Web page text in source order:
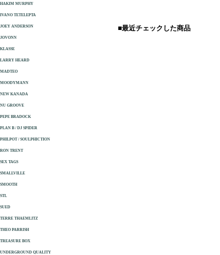
■最近チェックした商品
HAKIM MURPHY
IVANO TETELEPTA
JOEY ANDERSON
JOVONN
KLASSE
LARRY HEARD
MADTEO
MOODYMANN
NEW KANADA
NU GROOVE
PEPE BRADOCK
PLAN B / DJ SPIDER
PHILPOT / SOULPHICTION
RON TRENT
SEX TAGS
SMALLVILLE
SMOOTH
STL
SUED
TERRE THAEMLITZ
THEO PARRISH
TREASURE BOX
UNDERGROUND QUALITY